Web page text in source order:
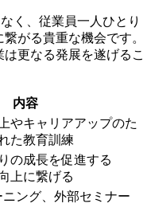
く、従業員一人ひとり
がる貴重な機会です。
更なる発展を遂げるこ
内容
やキャリアアップのた
た教育訓練
の成長を促進する
上に繋げる
ング、外部セミナー